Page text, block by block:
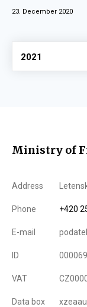
23. December 2020
Vyberte
2021
Ministry of
Address
Phone +420
E-mail
ID
VAT
Data box